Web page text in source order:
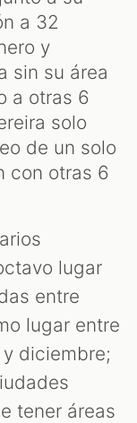
a 32
y
sin su área
a otras 6
solo
de un solo
con otras 6
lugar
entre
lugar entre
diciembre;
tener áreas